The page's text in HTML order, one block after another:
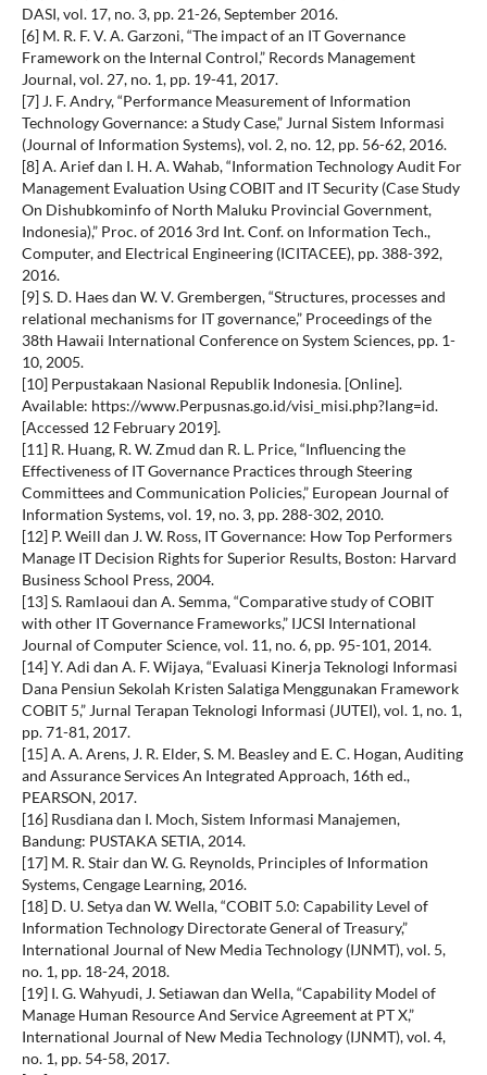
DASI, vol. 17, no. 3, pp. 21-26, September 2016.
[6] M. R. F. V. A. Garzoni, “The impact of an IT Governance
Framework on the Internal Control,” Records Management
Journal, vol. 27, no. 1, pp. 19-41, 2017.
[7] J. F. Andry, “Performance Measurement of Information
Technology Governance: a Study Case,” Jurnal Sistem Informasi
(Journal of Information Systems), vol. 2, no. 12, pp. 56-62, 2016.
[8] A. Arief dan I. H. A. Wahab, “Information Technology Audit For
Management Evaluation Using COBIT and IT Security (Case Study
On Dishubkominfo of North Maluku Provincial Government,
Indonesia),” Proc. of 2016 3rd Int. Conf. on Information Tech.,
Computer, and Electrical Engineering (ICITACEE), pp. 388-392,
2016.
[9] S. D. Haes dan W. V. Grembergen, “Structures, processes and
relational mechanisms for IT governance,” Proceedings of the
38th Hawaii International Conference on System Sciences, pp. 1-
10, 2005.
[10] Perpustakaan Nasional Republik Indonesia. [Online].
Available: https://www.Perpusnas.go.id/visi_misi.php?lang=id.
[Accessed 12 February 2019].
[11] R. Huang, R. W. Zmud dan R. L. Price, “Influencing the
Effectiveness of IT Governance Practices through Steering
Committees and Communication Policies,” European Journal of
Information Systems, vol. 19, no. 3, pp. 288-302, 2010.
[12] P. Weill dan J. W. Ross, IT Governance: How Top Performers
Manage IT Decision Rights for Superior Results, Boston: Harvard
Business School Press, 2004.
[13] S. Ramlaoui dan A. Semma, “Comparative study of COBIT
with other IT Governance Frameworks,” IJCSI International
Journal of Computer Science, vol. 11, no. 6, pp. 95-101, 2014.
[14] Y. Adi dan A. F. Wijaya, “Evaluasi Kinerja Teknologi Informasi
Dana Pensiun Sekolah Kristen Salatiga Menggunakan Framework
COBIT 5,” Jurnal Terapan Teknologi Informasi (JUTEI), vol. 1, no. 1,
pp. 71-81, 2017.
[15] A. A. Arens, J. R. Elder, S. M. Beasley and E. C. Hogan, Auditing
and Assurance Services An Integrated Approach, 16th ed.,
PEARSON, 2017.
[16] Rusdiana dan I. Moch, Sistem Informasi Manajemen,
Bandung: PUSTAKA SETIA, 2014.
[17] M. R. Stair dan W. G. Reynolds, Principles of Information
Systems, Cengage Learning, 2016.
[18] D. U. Setya dan W. Wella, “COBIT 5.0: Capability Level of
Information Technology Directorate General of Treasury,”
International Journal of New Media Technology (IJNMT), vol. 5,
no. 1, pp. 18-24, 2018.
[19] I. G. Wahyudi, J. Setiawan dan Wella, “Capability Model of
Manage Human Resource And Service Agreement at PT X,”
International Journal of New Media Technology (IJNMT), vol. 4,
no. 1, pp. 54-58, 2017.